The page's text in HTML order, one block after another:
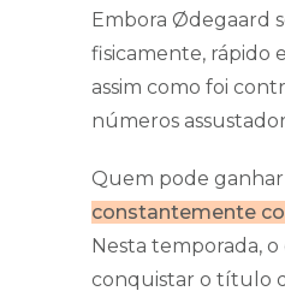
Embora Ødegaard
fisicamente, rápido
assim como foi
números
Quem pode
constantemente
Nesta temporada,
conquistar o título